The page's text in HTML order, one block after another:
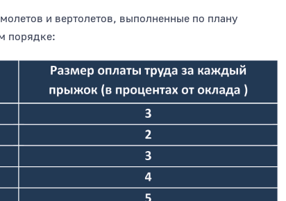
и вертолетов, выполненные по плану
порядке: